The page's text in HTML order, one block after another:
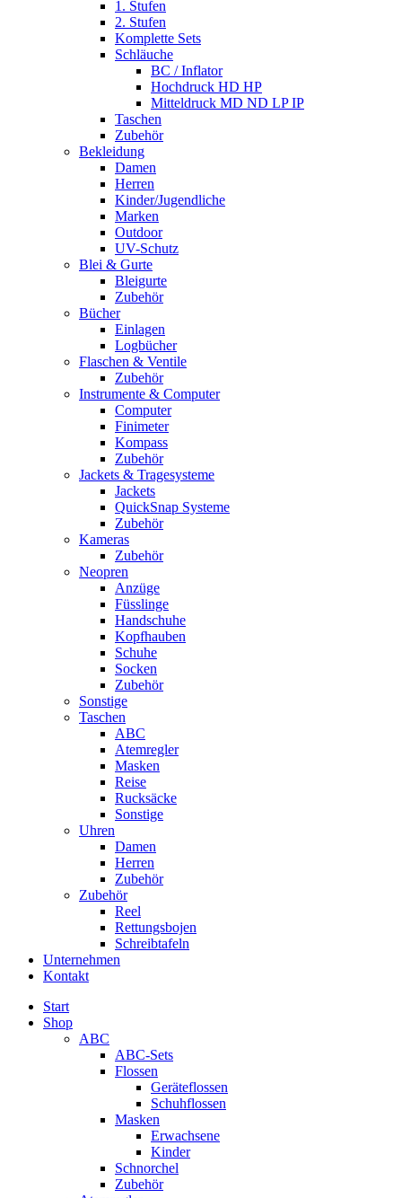
1. Stufen
2. Stufen
Komplette Sets
Schläuche
BC / Inflator
Hochdruck HD HP
Mitteldruck MD ND LP IP
Taschen
Zubehör
Bekleidung
Damen
Herren
Kinder/Jugendliche
Marken
Outdoor
UV-Schutz
Blei & Gurte
Bleigurte
Zubehör
Bücher
Einlagen
Logbücher
Flaschen & Ventile
Zubehör
Instrumente & Computer
Computer
Finimeter
Kompass
Zubehör
Jackets & Tragesysteme
Jackets
QuickSnap Systeme
Zubehör
Kameras
Zubehör
Neopren
Anzüge
Füsslinge
Handschuhe
Kopfhauben
Schuhe
Socken
Zubehör
Sonstige
Taschen
ABC
Atemregler
Masken
Reise
Rucksäcke
Sonstige
Uhren
Damen
Herren
Zubehör
Zubehör
Reel
Rettungsbojen
Schreibtafeln
Unternehmen
Kontakt
Start
Shop
ABC
ABC-Sets
Flossen
Geräteflossen
Schuhflossen
Masken
Erwachsene
Kinder
Schnorchel
Zubehör